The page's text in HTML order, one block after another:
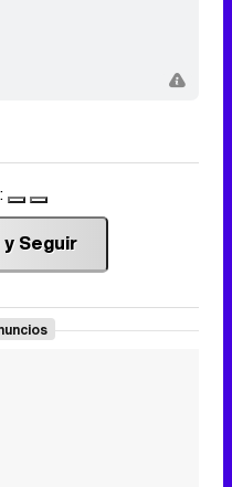
Seguir